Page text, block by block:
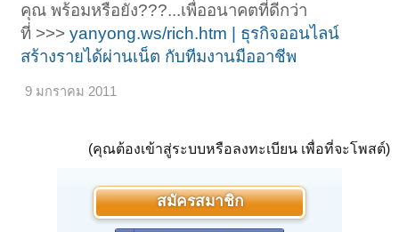
คุณ พร้อมหรือยัง???...เพื่ออนาคตที่ดีกว่า
ที่ >>>yanyong.ws/rich.htm | ธุรกิจออนไลน์
สร้างรายได้ผ่านเน็ต กับทีมงานมืออาชีพ
9 มกราคม 2011
(คุณต้องเข้าสู่ระบบหรือลงทะเบียน เพื่อที่จะโพสต์)
สมัครสมาชิก